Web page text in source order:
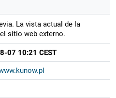
La vista actual de la
sitio web externo.
07 10:21 CEST